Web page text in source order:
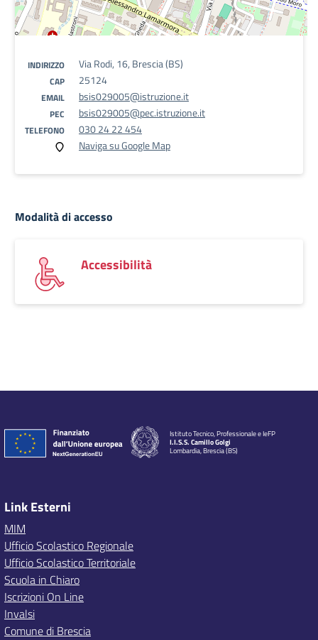
INDIRIZZO Via Rodi, 16, Brescia (BS)
CAP 25124
EMAIL bsis029005@istruzione.it
PEC bsis029005@pec.istruzione.it
TELEFONO
030 24 22 454
Naviga su Google Map
Modalità di accesso
Accessibilità
Istituto Tecnico, Professionale e IeFP
I.I.S.S. Camillo Golgi
Lombardia, Brescia (BS)
Link Esterni
MIM
Ufficio Scolastico Regionale
Ufficio Scolastico Territoriale
Scuola in Chiaro
Iscrizioni On Line
Invalsi
Comune di Brescia